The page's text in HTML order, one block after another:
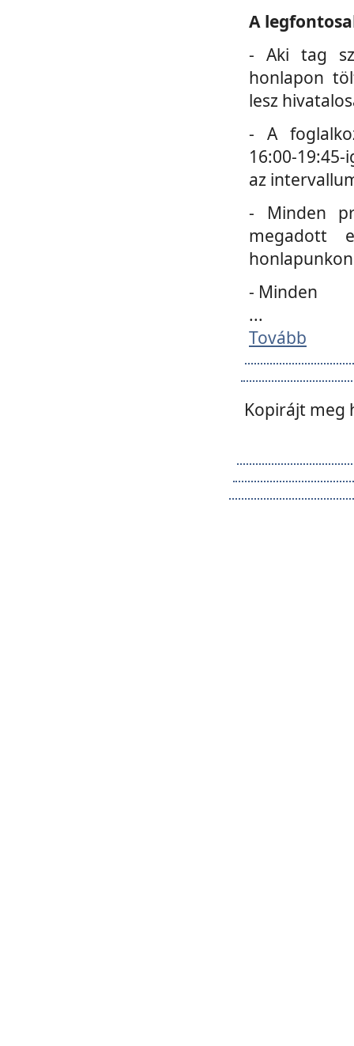
A
- Aki tag
honlapon
lesz
- A
16:00-
az
- Minden
megadott
- Minden
...
Tovább
Kopirájt meg